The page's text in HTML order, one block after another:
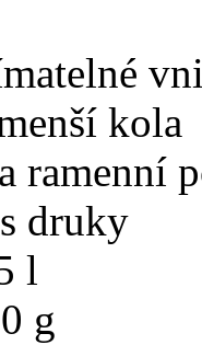
kola
ramenní
druky
l
g